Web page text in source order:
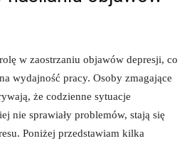
w zaostrzaniu objawów⁣ depresji, co
wydajność pracy.‍ Osoby zmagające
że codzienne‌ sytuacje
‍nie sprawiały problemów, ⁣stają się
Poniżej⁣ przedstawiam ‍kilka